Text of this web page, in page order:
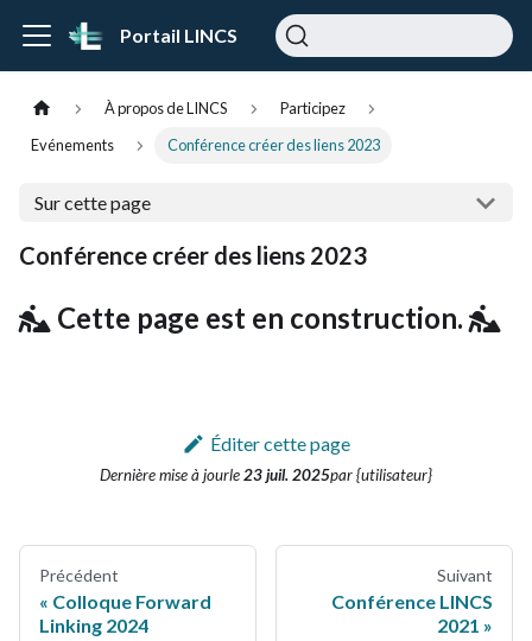
Portail LINCS
À propos de LINCS
Participez
Evénements
Conférence créer des liens 2023
Sur cette page
Conférence créer des liens 2023
Cette page est en construction.
Éditer cette page
Dernière mise à jourle23 juil. 2025par {utilisateur}
Précédent
Colloque Forward
Linking 2024
Suivant
Conférence LINCS
2021